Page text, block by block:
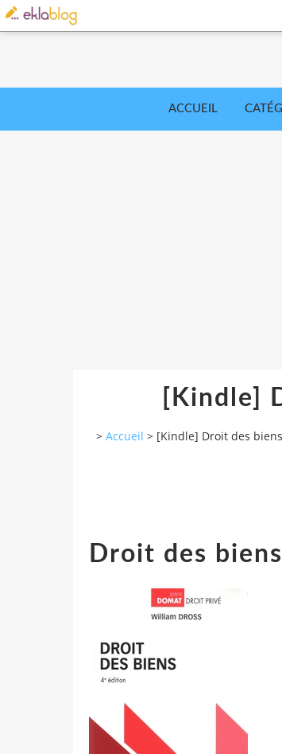
ACCUEIL
[Kindle]
> Accueil > [Kindle] Droit des
Droit des